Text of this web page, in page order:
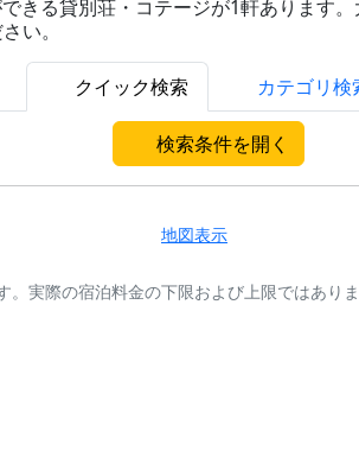
きる貸別荘・コテージが1軒あります
い。
クイック検索 カテゴリ検
検索条件を開く
地図表示
実際の宿泊料金の下限および上限ではありま